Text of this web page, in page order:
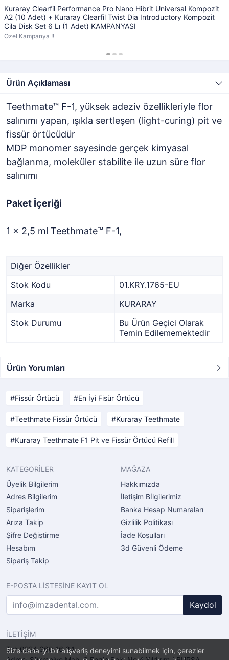
Size daha iyi bir alışveriş deneyimi sunabilmek için, çerezler
Kuraray Clearfil Performance Pro Nano Hibrit Universal Kompozit
A2 (10 Adet) + Kuraray Clearfil Twist Dia Introductory Kompozit
Cila Disk Set 6 Lı (1 Adet) KAMPANYASI
Özel Kampanya !!
Ürün Açıklaması
Teethmate™ F-1, yüksek adeziv özellikleriyle flor
salınımı yapan, ışıkla sertleşen (light-curing) pit ve
fissür örtücüdür
MDP monomer sayesinde gerçek kimyasal
bağlanma, moleküler stabilite ile uzun süre flor
salınımı
Paket İçeriği
1 x 2,5 ml Teethmate™ F-1,
Diğer Özellikler
Stok Kodu
01.KRY.1765-EU
Marka
KURARAY
Stok Durumu
Bu Ürün Geçici Olarak
Temin Edilememektedir
Ürün Yorumları
Fissür Örtücü En İyi Fisür Örtücü
Teethmate Fissür Örtücü Kuraray Teethmate
Kuraray Teethmate F1 Pit ve Fissür Örtücü Refill
KATEGORİLER
Üyelik Bilgilerim
Adres Bilgilerim
Siparişlerim
Arıza Takip
Şifre Değiştirme
Hesabım
Sipariş Takip
MAĞAZA
Hakkımızda
İletişim Bİlgilerimiz
Banka Hesap Numaraları
Gizlilik Politikası
İade Koşulları
3d Güvenli Ödeme
E-POSTA LİSTESİNE KAYIT OL
Kaydol
İLETİŞİM
Tel: 0224 360 16 34